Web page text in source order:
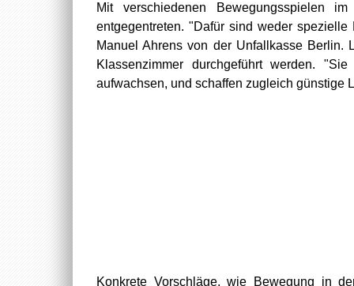
Mit verschiedenen Bewegungsspielen
entgegentreten. "Dafür sind weder
Manuel Ahrens von der Unfallkasse Berlin.
Klassenzimmer durchgeführt werden.
aufwachsen, und schaffen zugleich günstige
Konkrete Vorschläge, wie Bewegung in